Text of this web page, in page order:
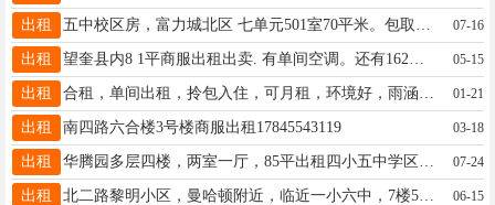
出租 07-16
出租 05-15
出租 01-21
出租 南四路六合楼3号楼商服出租17845543119 03-18
出租 07-24
出租 北二路黎明小区，曼哈顿附近，临近一小六中，7楼57平，楼梯不陡就像上5楼似的，家电齐全，拎包入住，电话13836426035 06-15